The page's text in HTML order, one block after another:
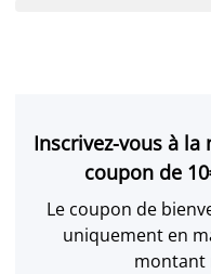
Inscrivez-vous à
coupon de
Le coupon de
uniquement en
montant